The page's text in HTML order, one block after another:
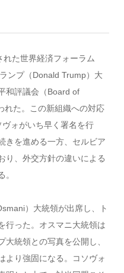
た世界経済フォーラム
ンプ（Donald Trump）大
和評議会（Board of
れた。この新組織への対応
ォがいち早く署名を行
きを進める一方、セルビア
り、外交方針の違いによる
）大統領が出席し、ト
行った。オスマニ大統領は
統領との写真を公開し、
より強固になる。コソヴォ